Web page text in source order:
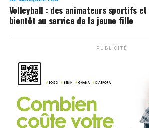
Volleyball : des animateurs sportifs
bientôt au service de la jeune fille
PUBLICITÉ